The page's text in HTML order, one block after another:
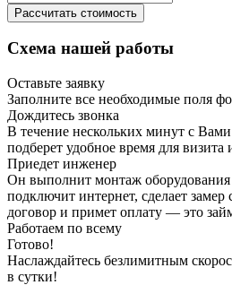
Рассчитать стоимость
Схема нашей работы
Оставьте заявку
Заполните все необходимые поля
Дождитесь звонка
В течение нескольких минут с Вами
подберет удобное время для визита
Приедет инженер
Он выполнит монтаж
подключит интернет, сделает
договор и примет оплату — это
Работаем по всему
Готово!
Наслаждайтесь безлимитным
в сутки!